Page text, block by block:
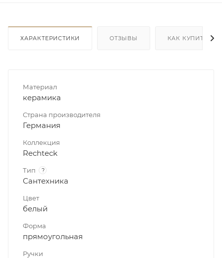
ХАРАКТЕРИСТИКИ ОТЗЫВЫ КАК КУПИТЬ
Материал
керамика
Страна производителя
Германия
Коллекция
Rechteck
Тип ?
Сантехника
Цвет
белый
Форма
прямоугольная
Ручки